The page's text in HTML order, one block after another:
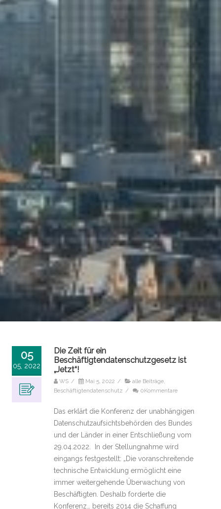
05
05, 2022
Die Zeit für ein
Beschäftigtendatenschutzgesetz ist
„Jetzt“!
WS / Mai 5, 2022 / alle Beiträge
Beschäftigtendatenschutz / 0Kommentare
Das erklärt die Konferenz der unabhängigen
Datenschutzaufsichtsbehörden des Bundes
und der Länder in einer Entschließung vom
29.04.2022. In der Stellungnahme wird
eingangs festgestellt: „Die voranschreitende
technische Entwicklung ermöglicht eine
immer weitergehende Überwachung von
Beschäftigten. Deshalb forderte die
Konferenz… bereits 2014 die Schaffung